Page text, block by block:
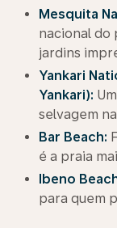
Mesquita
nacional do
jardins
Yankari
Yankari):
selvagem
Bar Beach:
é a praia
Ibeno
para quem